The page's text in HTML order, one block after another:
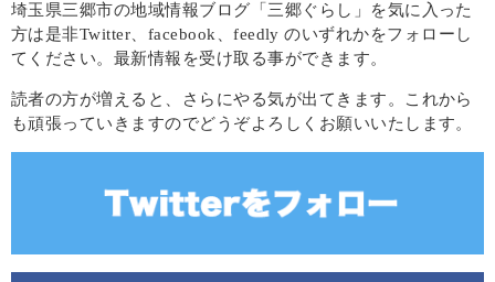
埼玉県三郷市の地域情報ブログ「三郷ぐらし」を気に入った
方は是非Twitter、facebook、feedly のいずれかをフォローし
てください。最新情報を受け取る事ができます。
読者の方が増えると、さらにやる気が出てきます。これから
も頑張っていきますのでどうぞよろしくお願いいたします。